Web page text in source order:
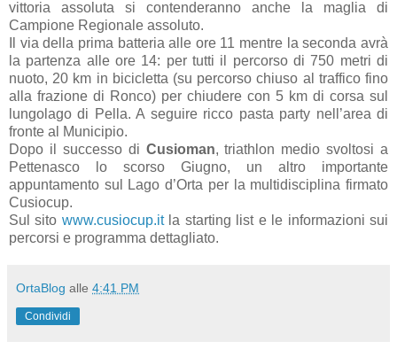
vittoria assoluta si contenderanno anche la maglia di
Campione Regionale assoluto.
Il via della prima batteria alle ore 11 mentre la seconda avrà
la partenza alle ore 14: per tutti il percorso di 750 metri di
nuoto, 20 km in bicicletta (su percorso chiuso al traffico fino
alla frazione di Ronco) per chiudere con 5 km di corsa sul
lungolago di Pella. A seguire ricco pasta party nell’area di
fronte al Municipio.
Dopo il successo di Cusioman, triathlon medio svoltosi a
Pettenasco lo scorso Giugno, un altro importante
appuntamento sul Lago d’Orta per la multidisciplina firmato
Cusiocup.
Sul sito www.cusiocup.itla starting list e le informazioni sui
percorsi e programma dettagliato.
OrtaBlog alle 4:41 PM
Condividi